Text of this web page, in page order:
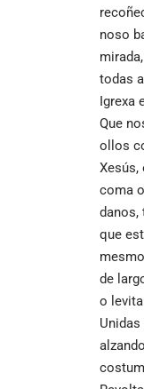
noso
todas
Igrexa
Que
ollos
Xesús,
coma
danos,
que
de
o